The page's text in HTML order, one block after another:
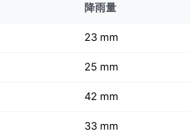
降雨量
23 mm
25 mm
42 mm
33 mm